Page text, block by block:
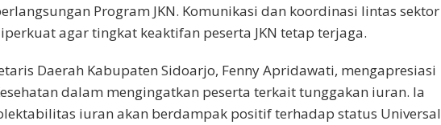
Program JKN. Komunikasi dan koordinasi lintas sektor
agar tingkat keaktifan peserta JKN tetap terjaga.
Daerah Kabupaten Sidoarjo, Fenny Apridawati, mengapresiasi
dalam mengingatkan peserta terkait tunggakan iuran. Ia
iuran akan berdampak positif terhadap status Universal